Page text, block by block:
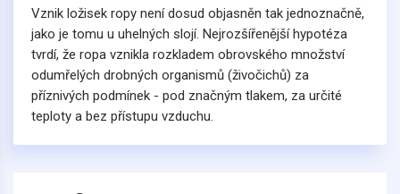
Vznik ložisek ropy není dosud objasněn tak jednoznačně,
jako je tomu u uhelných slojí. Nejrozšířenější hypotéza
tvrdí, že ropa vznikla rozkladem obrovského množství
odumřelých drobných organismů (živočichů) za
příznivých podmínek - pod značným tlakem, za určité
teploty a bez přístupu vzduchu.